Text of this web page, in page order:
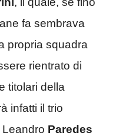
fa sembrava
propria squadra
rientrato di
titolari della
infatti il trio
Leandro Paredes